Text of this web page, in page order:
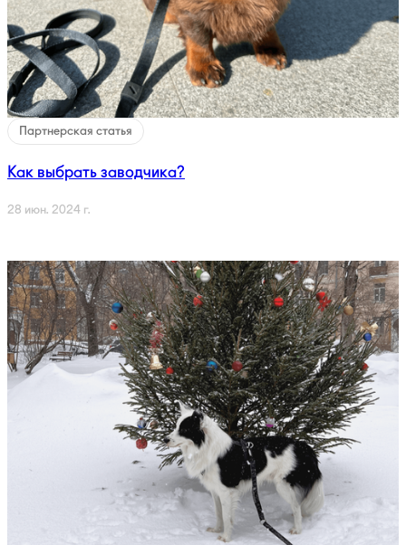
Партнерская статья
Как выбрать заводчика?
28 июн. 2024 г.